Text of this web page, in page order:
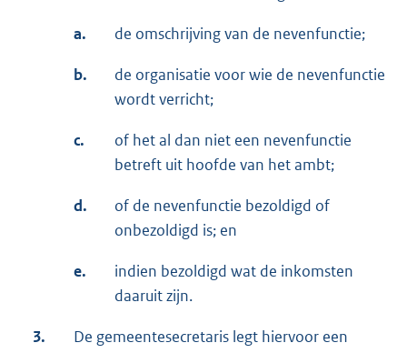
a. de omschrijving van de nevenfunctie;
b.
de organisatie voor wie de nevenfunctie
wordt verricht;
c.
of het al dan niet een nevenfunctie
betreft uit hoofde van het ambt;
d.
of de nevenfunctie bezoldigd of
onbezoldigd is; en
e.
indien bezoldigd wat de inkomsten
daaruit zijn.
3.
De gemeentesecretaris legt hiervoor een